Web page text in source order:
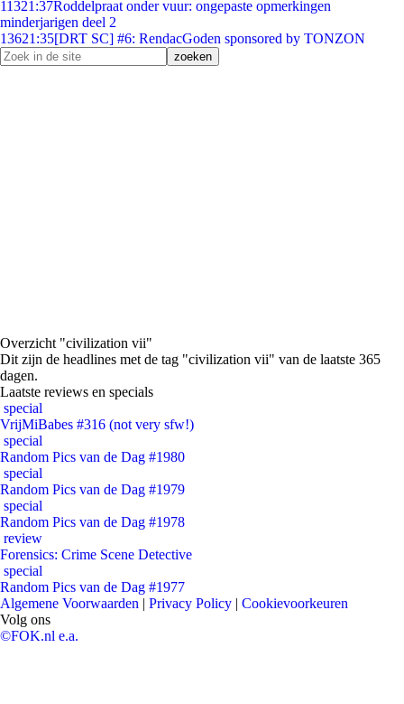
11321:37Roddelpraat onder vuur: ongepaste opmerkingen
minderjarigen deel 2
13621:35[DRT SC] #6: RendacGoden sponsored by TONZON
Overzicht "civilization vii"
Dit zijn de headlines met de tag "civilization vii" van de laatste 365
dagen.
Laatste reviews en specials
special
VrijMiBabes #316 (not very sfw!)
special
Random Pics van de Dag #1980
special
Random Pics van de Dag #1979
special
Random Pics van de Dag #1978
review
Forensics: Crime Scene Detective
special
Random Pics van de Dag #1977
Algemene Voorwaarden | Privacy Policy | Cookievoorkeuren
Volg ons
©FOK.nl e.a.